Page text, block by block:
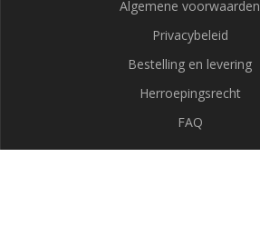
Algemene voorwaarden
Privacybeleid
Bestelling en levering
Herroepingsrecht
FAQ